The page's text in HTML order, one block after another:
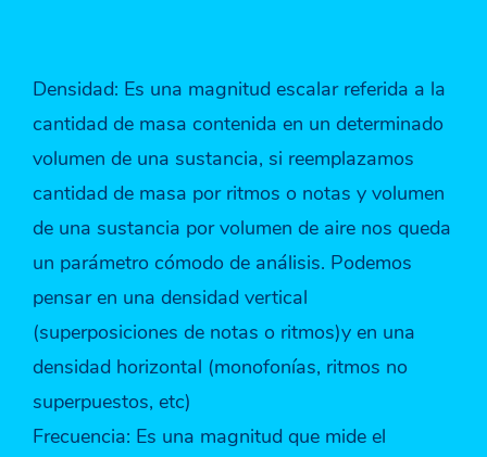
Densidad: Es una magnitud escalar referida a la
cantidad de masa contenida en un determinado
volumen de una sustancia, si reemplazamos
cantidad de masa por ritmos o notas y volumen
de una sustancia por volumen de aire nos queda
un parámetro cómodo de análisis. Podemos
pensar en una densidad vertical
(superposiciones de notas o ritmos)y en una
densidad horizontal (monofonías, ritmos no
superpuestos, etc)
Frecuencia: Es una magnitud que mide el